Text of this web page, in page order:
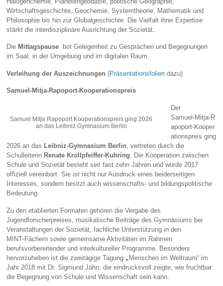
Wirtschaftsgeschichte, Geochemie, Systemtheorie, Mathematik und
Philosophie bis hin zur Globalgeschichte. Die Vielfalt ihrer Expertise
stärkt die interdisziplinäre Ausrichtung der Sozietät.
Die Mittagspause
bot Gelegenheit zu Gesprächen und Begegnungen
im Saal, in der Umgebung und im digitalen Raum.
Verleihung der Auszeichnungen(Präsentationsfolien dazu)
Samuel‑Mitja‑Rapoport‑Kooperationspreis
Samuel Mitja Rapoport Kooperationspreis ging 2026
an das Leibniz Gymnasium Berlin
Der
Samuel‑Mitja‑R
apoport‑Kooper
ationspreis ging
2026 an das Leibniz‑Gymnasium Berlin, vertreten durch die
Schulleiterin Renate Krollpfeiffer‑Kuhring. Die Kooperation zwischen
Schule und Sozietät besteht seit fast zehn Jahren und wurde 2017
offiziell vereinbart. Sie ist nicht nur Ausdruck eines beiderseitigen
Interesses, sondern besitzt auch wissenschafts‑ und bildungspolitische
Bedeutung.
Zu den etablierten Formaten gehören die Vergabe des
Jugendforscherpreises, musikalische Beiträge des Gymnasiums bei
Veranstaltungen der Sozietät, fachliche Unterstützung in den
MINT‑Fächern sowie gemeinsame Aktivitäten im Rahmen
berufsvorbereitender und interkultureller Programme. Besonders
hervorzuheben ist die zweitägige Tagung „Menschen im Weltraum“ im
Jahr 2018 mit Dr. Sigmund Jähn, die eindrucksvoll zeigte, wie fruchtbar
die Begegnung von Schule und Wissenschaft sein kann.